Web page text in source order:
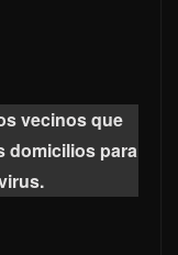
vecinos que
domicilios para